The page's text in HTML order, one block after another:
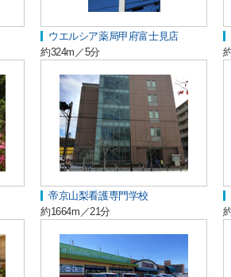
ウエルシア薬局甲府富士見店
約324m／5分
帝京山梨看護専門学校
約1664m／21分